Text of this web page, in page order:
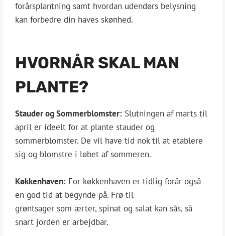
forårsplantning samt hvordan udendørs belysning
kan forbedre din haves skønhed.
HVORNÅR SKAL MAN
PLANTE?
Stauder og Sommerblomster:Slutningen af marts til
april er ideelt for at plante stauder og
sommerblomster. De vil have tid nok til at etablere
sig og blomstre i løbet af sommeren.
Køkkenhaven:For køkkenhaven er tidlig forår også
en god tid at begynde på. Frø til
grøntsager som ærter, spinat og salat kan sås, så
snart jorden er arbejdbar.